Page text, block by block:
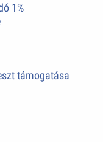
1%
támogatása